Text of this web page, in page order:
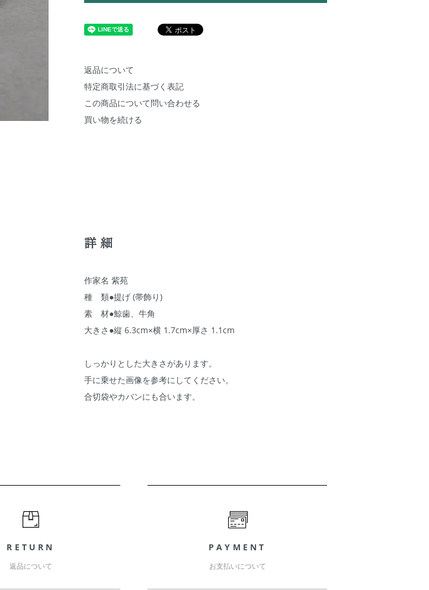
返品について
特定商取引法に基づく表記
この商品について問い合わせる
買い物を続ける
詳細
作家名 紫苑
種 類●提げ (帯飾り)
素 材●鯨歯、牛角
大きさ●縦 6.3cm×横 1.7cm×厚さ 1.1cm
しっかりとした大きさがあります。
手に乗せた画像を参考にしてください。
合切袋やカバンにも合います。
RETURN
返品について
PAYMENT
お支払いについて